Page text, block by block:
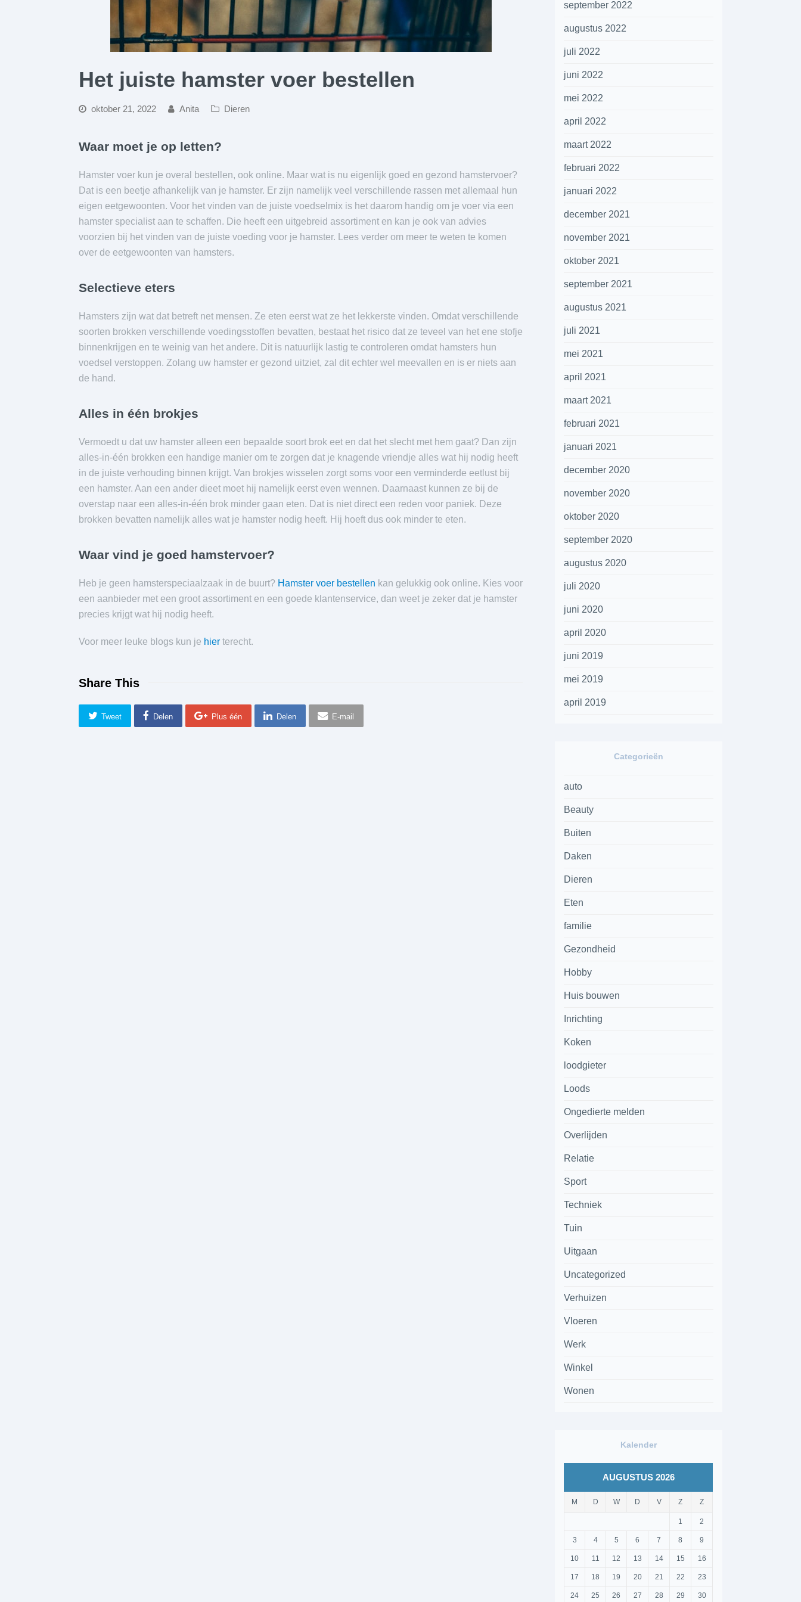
Het juiste hamster voer bestellen
oktober 21, 2022 Anita Dieren
Waar moet je op letten?
Hamster voer kun je overal bestellen, ook online. Maar wat is nu eigenlijk goed en gezond hamstervoer?
Dat is een beetje afhankelijk van je hamster. Er zijn namelijk veel verschillende rassen met allemaal hun
eigen eetgewoonten. Voor het vinden van de juiste voedselmix is het daarom handig om je voer via een
hamster specialist aan te schaffen. Die heeft een uitgebreid assortiment en kan je ook van advies
voorzien bij het vinden van de juiste voeding voor je hamster. Lees verder om meer te weten te komen
over de eetgewoonten van hamsters.
Selectieve eters
Hamsters zijn wat dat betreft net mensen. Ze eten eerst wat ze het lekkerste vinden. Omdat verschillende
soorten brokken verschillende voedingsstoffen bevatten, bestaat het risico dat ze teveel van het ene stofje
binnenkrijgen en te weinig van het andere. Dit is natuurlijk lastig te controleren omdat hamsters hun
voedsel verstoppen. Zolang uw hamster er gezond uitziet, zal dit echter wel meevallen en is er niets aan
de hand.
Alles in één brokjes
Vermoedt u dat uw hamster alleen een bepaalde soort brok eet en dat het slecht met hem gaat? Dan zijn
alles-in-één brokken een handige manier om te zorgen dat je knagende vriendje alles wat hij nodig heeft
in de juiste verhouding binnen krijgt. Van brokjes wisselen zorgt soms voor een verminderde eetlust bij
een hamster. Aan een ander dieet moet hij namelijk eerst even wennen. Daarnaast kunnen ze bij de
overstap naar een alles-in-één brok minder gaan eten. Dat is niet direct een reden voor paniek. Deze
brokken bevatten namelijk alles wat je hamster nodig heeft. Hij hoeft dus ook minder te eten.
Waar vind je goed hamstervoer?
Heb je geen hamsterspeciaalzaak in de buurt? Hamster voer bestellen kan gelukkig ook online. Kies voor
een aanbieder met een groot assortiment en een goede klantenservice, dan weet je zeker dat je hamster
precies krijgt wat hij nodig heeft.
Voor meer leuke blogs kun je hier terecht.
Share This
Tweet Delen Plus één Delen E-mail
september 2022
augustus 2022
juli 2022
juni 2022
mei 2022
april 2022
maart 2022
februari 2022
januari 2022
december 2021
november 2021
oktober 2021
september 2021
augustus 2021
juli 2021
mei 2021
april 2021
maart 2021
februari 2021
januari 2021
december 2020
november 2020
oktober 2020
september 2020
augustus 2020
juli 2020
juni 2020
april 2020
juni 2019
mei 2019
april 2019
Categorieën
auto
Beauty
Buiten
Daken
Dieren
Eten
familie
Gezondheid
Hobby
Huis bouwen
Inrichting
Koken
loodgieter
Loods
Ongedierte melden
Overlijden
Relatie
Sport
Techniek
Tuin
Uitgaan
Uncategorized
Verhuizen
Vloeren
Werk
Winkel
Wonen
Kalender
AUGUSTUS 2026
M D W D V Z Z
1 2
3 4 5 6 7 8 9
10 11 12 13 14 15 16
17 18 19 20 21 22 23
24 25 26 27 28 29 30